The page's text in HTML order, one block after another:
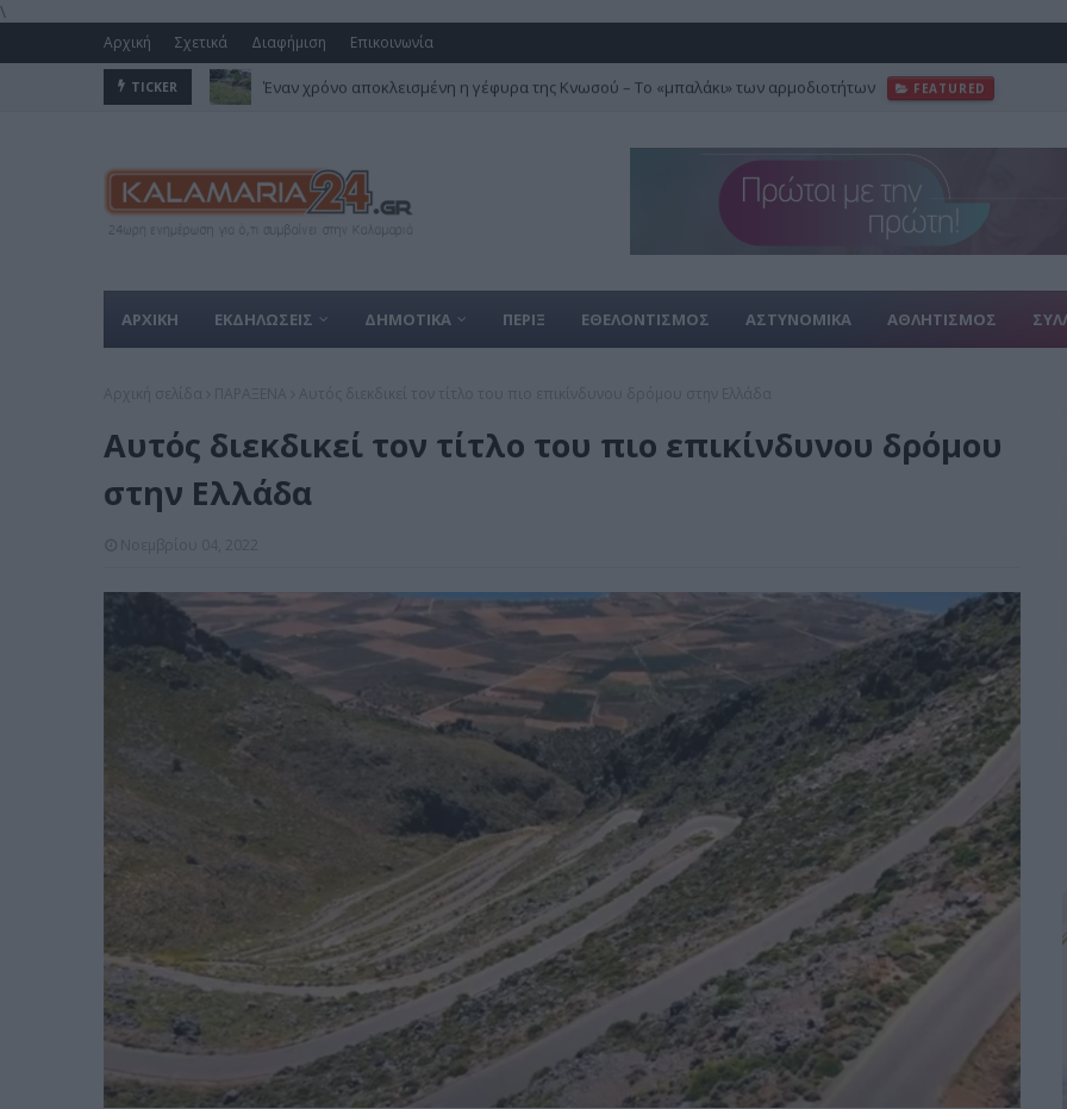
\
Αρχική Σχετικά Διαφήμιση Επικοινωνία
TICKER Έναν χρόνο αποκλεισμένη η γέφυρα της Κνωσού – Το «μπαλάκι» των αρμοδιοτήτων FEATURED
ΑΡΧΙΚΗ ΕΚΔΗΛΩΣΕΙΣ ΔΗΜΟΤΙΚΑ ΠΕΡΙΞ ΕΘΕΛΟΝΤΙΣΜΟΣ ΑΣΤΥΝΟΜΙΚΑ ΑΘΛΗΤΙΣΜΟΣ
Αυτός διεκδικεί τον τίτλο του πιο επικίνδυνου δρόμου
στην Ελλάδα